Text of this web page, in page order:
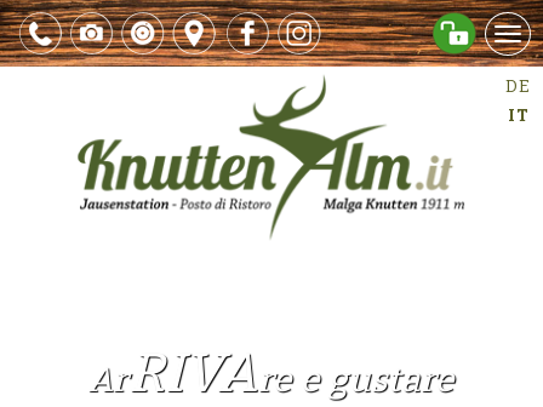
ArRIVAre e gustare
DE
IT